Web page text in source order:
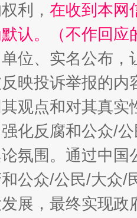
利， 在收到本网
认。（不作回应
位、实名公布
映投诉举报的
观点和对其真实
强化反腐和公众/
氛围。通过中
公众/公民/大众/
展，最终实现